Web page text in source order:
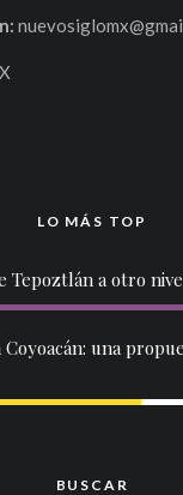
LO MÁS TOP
Tepoztlán a otro
una
BUSCAR